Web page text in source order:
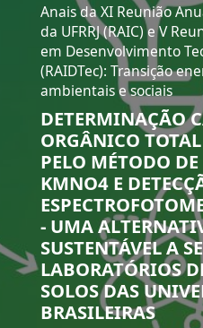
Anais da XI Reunião
da UFRRJ (RAIC) e V
em Desenvolvimento
(RAIDTec): Transição
ambientais e sociais
DETERMINAÇÃO
ORGÂNICO
PELO MÉTODO
KMNO4 E
- UMA
SUSTENTÁVEL A
LABORATÓRIOS
SOLOS DAS
BRASILEIRAS